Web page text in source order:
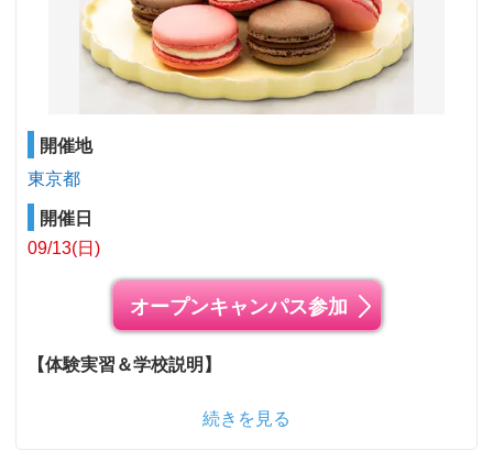
開催地
東京都
開催日
09/13(日)
オープンキャンパス参加
【体験実習＆学校説明】
続きを見る